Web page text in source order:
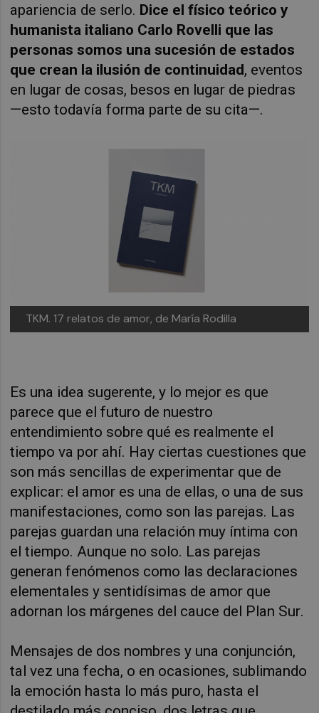
apariencia de serlo. Dice el físico teórico y
humanista italiano Carlo Rovelli que las
personas somos una sucesión de estados
que crean la ilusión de continuidad, eventos
en lugar de cosas, besos en lugar de piedras
—esto todavía forma parte de su cita—.
TKM. 17 relatos de amor, de María Rodilla
Es una idea sugerente, y lo mejor es que
parece que el futuro de nuestro
entendimiento sobre qué es realmente el
tiempo va por ahí. Hay ciertas cuestiones que
son más sencillas de experimentar que de
explicar: el amor es una de ellas, o una de sus
manifestaciones, como son las parejas. Las
parejas guardan una relación muy íntima con
el tiempo. Aunque no solo. Las parejas
generan fenómenos como las declaraciones
elementales y sentidísimas de amor que
adornan los márgenes del cauce del Plan Sur.
Mensajes de dos nombres y una conjunción,
tal vez una fecha, o en ocasiones, sublimando
la emoción hasta lo más puro, hasta el